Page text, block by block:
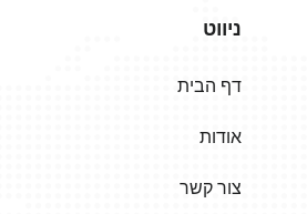
ניווט
דף הבית
אודות
צור קשר